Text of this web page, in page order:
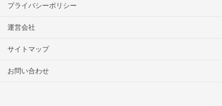
プライバシーポリシー
運営会社
サイトマップ
お問い合わせ